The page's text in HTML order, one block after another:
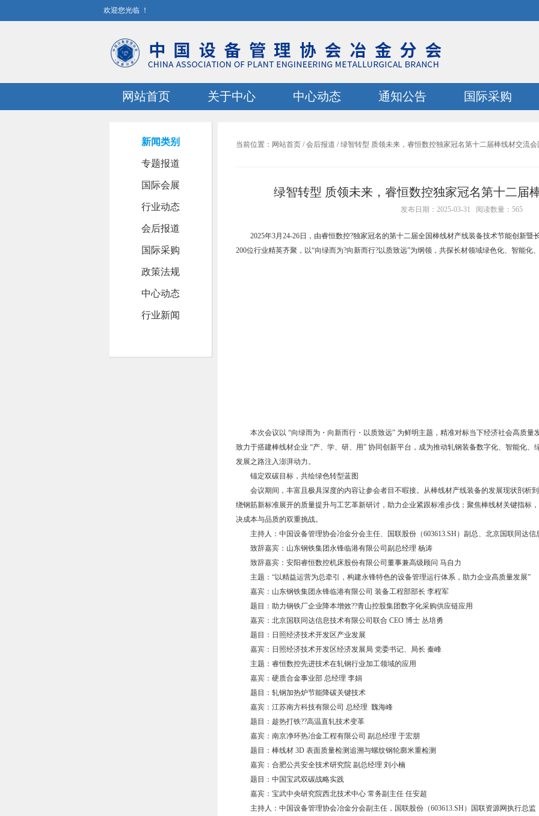
欢迎您光临 ！
网站首页 关于中心 中心动态 通知公告 国际采购
新闻类别
专题报道
国际会展
行业动态
会后报道
国际采购
政策法规
中心动态
行业新闻
当前位置： 网站首页 /会后报道 /绿智转型 质领未来，睿恒数控独家冠名第十二届棒线材交流
绿智转型 质领未来，睿恒数控独家冠名第十二届
发布日期：2025-03-31 阅读数量：565
2025年3月24-26日，由睿恒数控?独家冠名的第十二届全国棒线材产线装备技术节能创新
200位行业精英齐聚，以“向绿而为?向新而行?以质致远”为纲领，共探长材领域绿色化、智能化
本次会议以 “向绿而为・向新而行・以质致远” 为鲜明主题，精准对标当下经济社会高质
致力于搭建棒线材企业 “产、学、研、用” 协同创新平台，成为推动轧钢装备数字化、智能化
发展之路注入澎湃动力。
锚定双碳目标，共绘绿色转型蓝图
会议期间，丰富且极具深度的内容让参会者目不暇接。从棒线材产线装备的发展现状剖析
绕钢筋新标准展开的质量提升与工艺革新研讨，助力企业紧跟标准步伐；聚焦棒线材关键指标
决成本与品质的双重挑战。
主持人：中国设备管理协会冶金分会主任、国联股份（603613.SH）副总、北京国联同达
致辞嘉宾：山东钢铁集团永锋临港有限公司副总经理 杨涛
致辞嘉宾：安阳睿恒数控机床股份有限公司董事兼高级顾问 马自力
主题：“以精益运营为总牵引，构建永锋特色的设备管理运行体系，助力企业高质量发展”
嘉宾：山东钢铁集团永锋临港有限公司 装备工程部部长 李程军
题目：助力钢铁厂企业降本增效??青山控股集团数字化采购供应链应用
嘉宾：北京国联同达信息技术有限公司联合 CEO 博士 丛培勇
题目：日照经济技术开发区产业发展
嘉宾：日照经济技术开发区经济发展局 党委书记、局长 秦峰
主题：睿恒数控先进技术在轧钢行业加工领域的应用
嘉宾：硬质合金事业部 总经理 李娟
题目：轧钢加热炉节能降碳关键技术
嘉宾：江苏南方科技有限公司 总经理 魏海峰
题目：趁热打铁??高温直轧技术变革
嘉宾：南京净环热冶金工程有限公司 副总经理 于宏朋
题目：棒线材 3D 表面质量检测追溯与螺纹钢轮廓米重检测
嘉宾：合肥公共安全技术研究院 副总经理 刘小楠
题目：中国宝武双碳战略实践
嘉宾：宝武中央研究院西北技术中心 常务副主任 任安超
主持人：中国设备管理协会冶金分会副主任，国联股份（603613.SH）国联资源网执行总